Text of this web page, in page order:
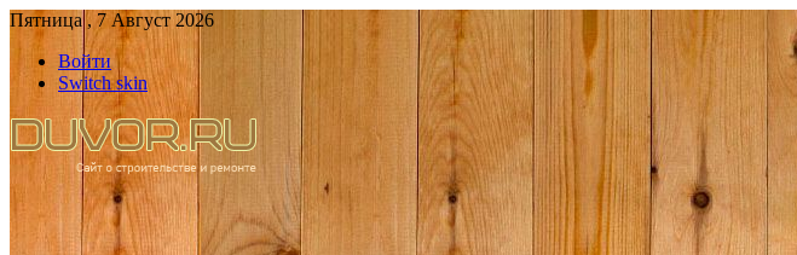
Пятница , 7 Август 2026
Войти
Switch skin